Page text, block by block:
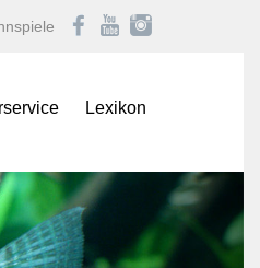
Lexikon
Barben
Buntbarsche